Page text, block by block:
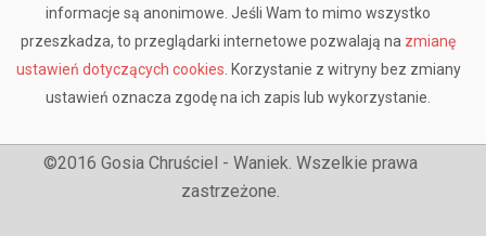
informacje są anonimowe. Jeśli Wam to mimo wszystko
przeszkadza, to przeglądarki internetowe pozwalają na zmianę
ustawień dotyczących cookies . Korzystanie z witryny bez zmiany
ustawień oznacza zgodę na ich zapis lub wykorzystanie.
©2016 Gosia Chruściel - Waniek. Wszelkie prawa
zastrzeżone.